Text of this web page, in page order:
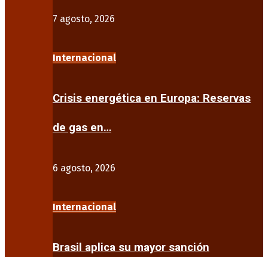
7 agosto, 2026
Internacional
Crisis energética en Europa: Reservas
de gas en…
6 agosto, 2026
Internacional
Brasil aplica su mayor sanción